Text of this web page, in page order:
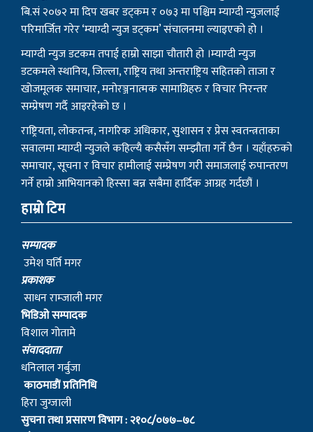
बि.सं २०७२ मा दिप खबर डट्कम र ०७३ मा पश्चिम म्याग्दी न्युजलाई
परिमार्जित गरेर ‘म्याग्दी न्युज डट्कम’ संचालनमा ल्याइएको हो ।
म्याग्दी न्युज डटकम तपाई हाम्रो साझा चौतारी हो ।म्याग्दी न्युज
डटकमले स्थानिय, जिल्ला, राष्ट्रिय तथा अन्तराष्ट्रिय सहितको ताजा र
खोजमूलक समाचार, मनोरञ्जनात्मक सामाग्रिहरु र विचार निरन्तर
सम्प्रेषण गर्दै आइरहेको छ ।
राष्ट्रियता, लोकतन्त्र, नागरिक अधिकार, सुशासन र प्रेस स्वतन्त्रताका
सवालमा म्याग्दी न्युजले कहिल्यै कसैसँग सम्झौता गर्ने छैन । यहाँहरुको
समाचार, सूचना र विचार हामीलाई सम्प्रेषण गरी समाजलाई रुपान्तरण
गर्ने हाम्रो आभियानको हिस्सा बन्न सबैमा हार्दिक आग्रह गर्दछौं ।
हाम्रो टिम
सम्पादक
उमेश घर्ति मगर
प्रकाशक
साधन राम्जाली मगर
भिडिओ सम्पादक
विशाल गोतामे
स‌ंवाददाता
धनिलाल गर्बुजा
काठमाडाैं प्रतिनिधि
हिरा जुग्जाली
सुचना तथा प्रसारण विभाग : २१०८/०७७–७८